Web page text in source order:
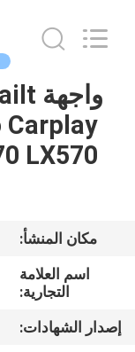
منزل،
بيت
أشرطة
فيديو
معلومات
Electron
Co.,Ltd.
مكان المنشأ:
اسم العلامة
التجارية:
إصدار الشهادات: